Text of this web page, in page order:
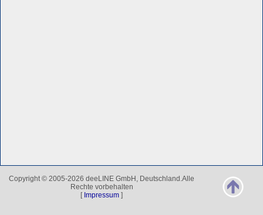
Copyright © 2005-2026 deeLINE GmbH, Deutschland.Alle
Rechte vorbehalten
[ Impressum ]